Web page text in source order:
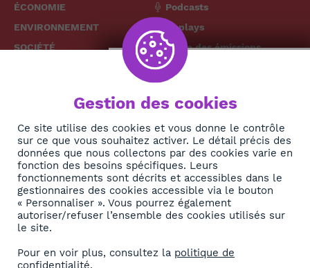
ÉCONOMIE
ENVIRONNEMENT
SOCIÉTÉ
DIASPORA
REJOIGNEZ-NOUS
Podcasts
Replays
Grille des émissions
À propos
The African
News Hub
NEWSLETTER
S'abonner
Gestion des cookies
Ce site utilise des cookies et vous donne le contrôle
sur ce que vous souhaitez activer. Le détail précis des
données que nous collectons par des cookies varie en
fonction des besoins spécifiques. Leurs
fonctionnements sont décrits et accessibles dans le
gestionnaires des cookies accessible via le bouton
« Personnaliser ». Vous pourrez également
autoriser/refuser l’ensemble des cookies utilisés sur
le site.
Pour en voir plus, consultez la politique de
confidentialité.